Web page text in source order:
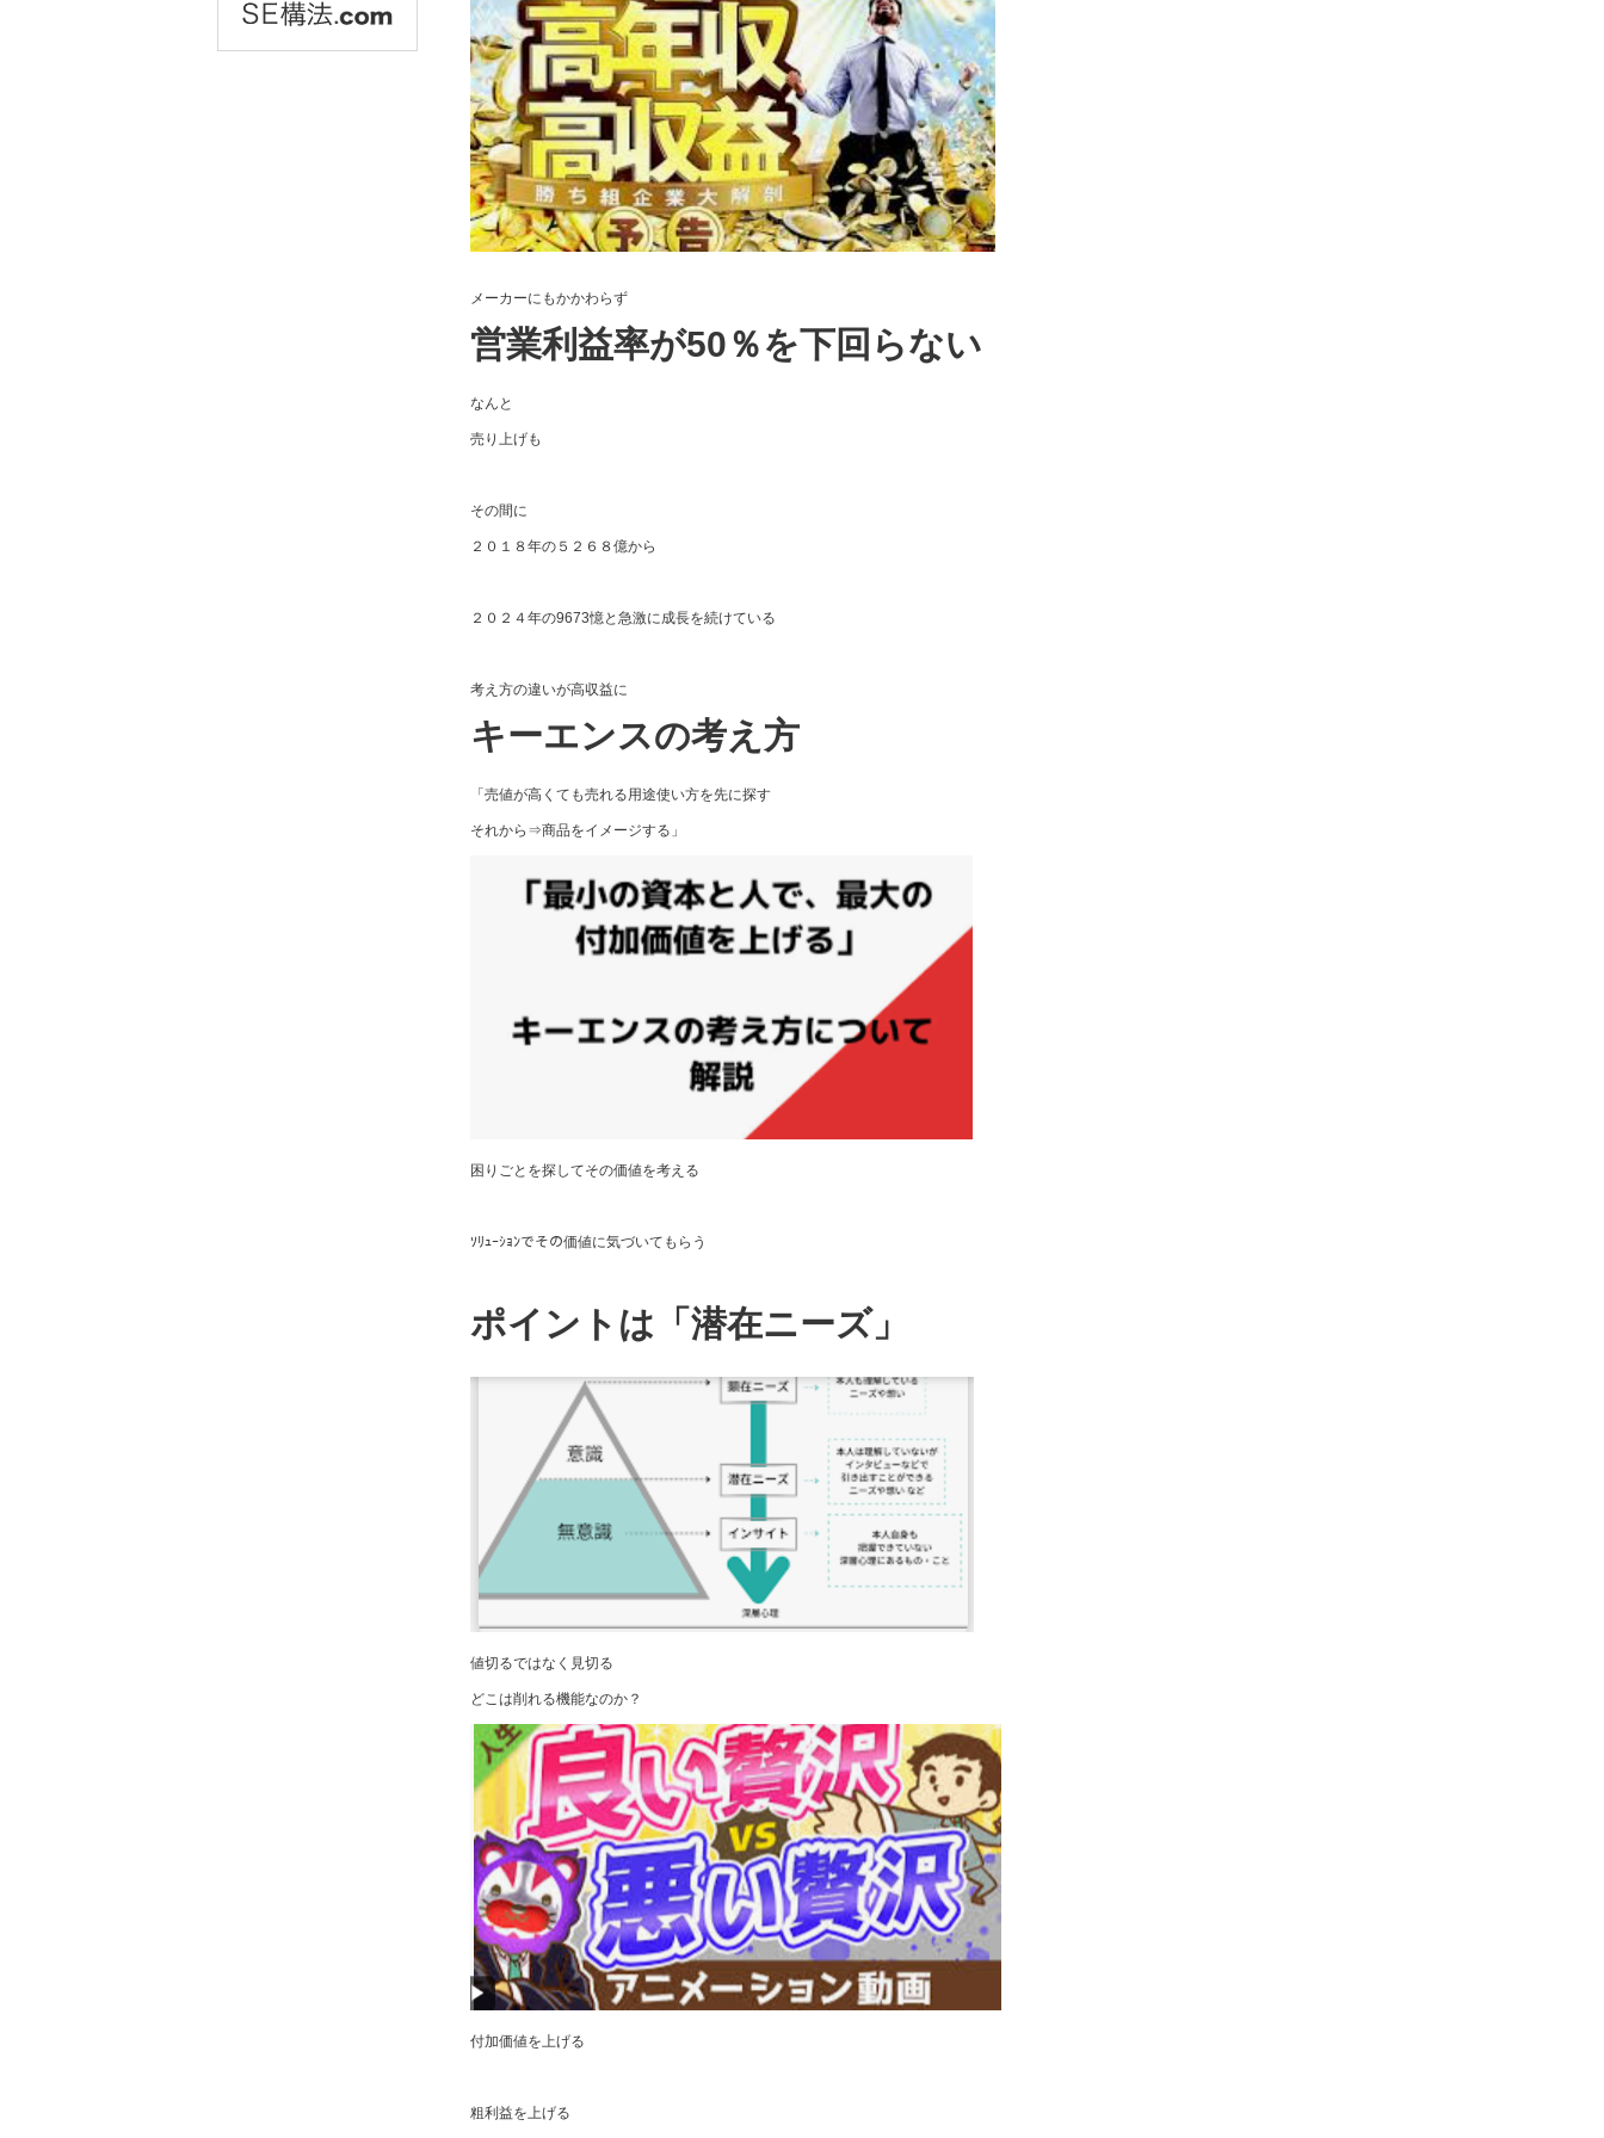
メーカーにもかかわらず
営業利益率が50％を下回らない
なんと
売り上げも
その間に
２０１８年の５２６８億から
２０２４年の9673憶と急激に成長を続けている
考え方の違いが高収益に
キーエンスの考え方
「売値が高くても売れる用途使い方を先に探す
それから⇒商品をイメージする」
困りごとを探してその価値を考える
ｿﾘｭｰｼｮﾝでその価値に気づいてもらう
ポイントは「潜在ニーズ」
値切るではなく見切る
どこは削れる機能なのか？
付加価値を上げる
粗利益を上げる